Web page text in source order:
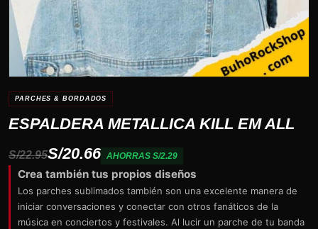
PARCHES & BORDADOS
ESPALDERA METALLICA KILL EM ALL
S/22.95S/20.66 AHORRAS S/2.29
Crea también tus propios diseños
Los parches sublimados también son una excelente manera de
iniciar conversaciones y conectar con otros fanáticos de la
música en conciertos y festivales. Al lucir un parche de tu banda